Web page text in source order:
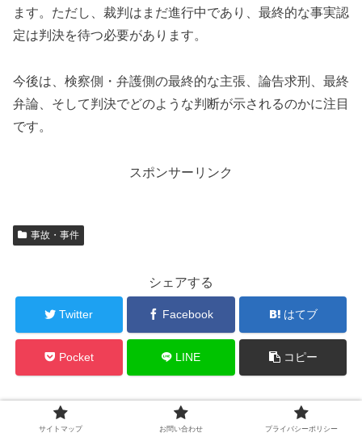
ます。ただし、裁判はまだ進行中であり、最終的な事実認
定は判決を待つ必要があります。
今後は、検察側・弁護側の最終的な主張、論告求刑、最終
弁論、そして判決でどのような判断が示されるのかに注目
です。
スポンサーリンク
事故・事件
シェアする
Twitter Facebook はてブ
Pocket LINE コピー
きょうとぴをフォローする
サイトマップ お問い合わせ プライバシーポリシー